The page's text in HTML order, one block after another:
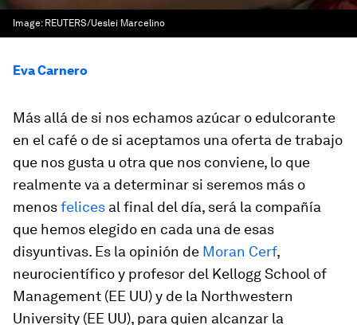
Image: REUTERS/Ueslei Marcelino
Eva Carnero
Más allá de si nos echamos azúcar o edulcorante
en el café o de si aceptamos una oferta de trabajo
que nos gusta u otra que nos conviene, lo que
realmente va a determinar si seremos más o
menosfelices al final del día, será la compañía
que hemos elegido en cada una de esas
disyuntivas. Es la opinión de Moran Cerf,
neurocientífico y profesor del Kellogg School of
Management (EE UU) y de la Northwestern
University (EE UU), para quien alcanzar la